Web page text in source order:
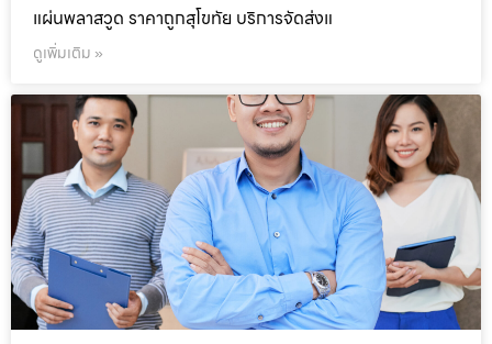
แผ่นพลาสวูด ราคาถูกสุโขทัย บริการจัดส่งแ
ดูเพิ่มเติม »